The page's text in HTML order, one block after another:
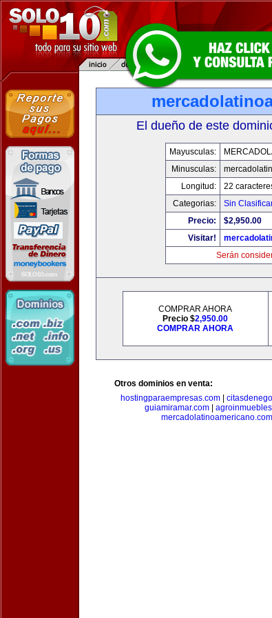
El dueño de este
Mayusculas:
Minusculas:
Longitud:
22
Categorias:
Sin
Precio:
$2,950.00
Visitar!
Serán
COMPRAR AHORA
Precio $2,950.00
COMPRAR AHORA
Otros dominios en venta:
hostingparaempresas.com|
guiamiramar.com|
mercadolatinoamericano.com